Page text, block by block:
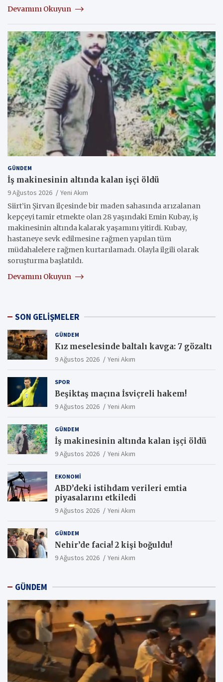
Devamını Okuyun
GÜNDEM
İş makinesinin altında kalan işçi öldü
9 Ağustos 2026
Yeni Akım
Siirt’in Şirvan ilçesinde bir maden sahasında arızalanan
kepçeyi tamir etmekte olan 28 yaşındaki Emin Kubay, iş
makinesinin altında kalarak yaşamını yitirdi. Kubay,
hastaneye sevk edilmesine rağmen yapılan tüm
müdahalelere rağmen kurtarılamadı. Olayla ilgili olarak
soruşturma başlatıldı.
Devamını Okuyun
SON GELİŞMELER
GÜNDEM
Kız meselesinde baltalı kavga: 7 gözaltı
9 Ağustos 2026 Yeni Akım
SPOR
Beşiktaş maçına İsviçreli hakem!
9 Ağustos 2026 Yeni Akım
GÜNDEM
İş makinesinin altında kalan işçi öldü
9 Ağustos 2026 Yeni Akım
EKONOMI
ABD’deki istihdam verileri emtia
piyasalarını etkiledi
9 Ağustos 2026 Yeni Akım
GÜNDEM
Nehir’de facia! 2 kişi boğuldu!
9 Ağustos 2026 Yeni Akım
GÜNDEM